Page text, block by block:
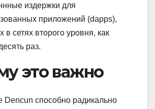
издержки для
приложений (dapps),
в сетях второго уровня, как
раз.
это важно
Dencun способно радикально